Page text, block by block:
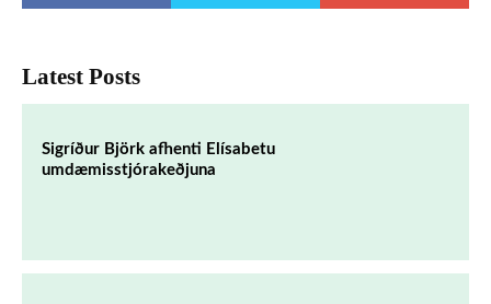
Latest Posts
Sigríður Björk afhenti Elísabetu
umdæmisstjórakeðjuna